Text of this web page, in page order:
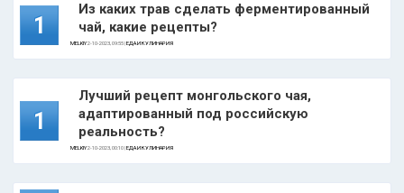
1
Из каких трав сделать ферментированный
чай, какие рецепты?
MELKIY2-10-2023, 09:55 |ЕДА И КУЛИНАРИЯ
1
Лучший рецепт монгольского чая,
адаптированный под российскую
реальность?
MELKIY2-10-2023, 00:10 |ЕДА И КУЛИНАРИЯ